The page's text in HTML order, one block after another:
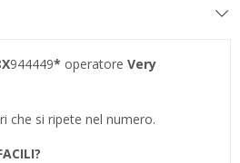
X944449* operatore Very
che si ripete nel numero.